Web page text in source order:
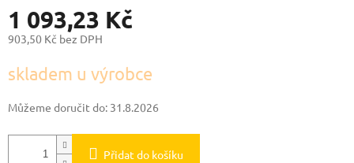
1 093,23 Kč
903,50 Kč bez DPH
cena:
skladem u výrobce
Můžeme doručit do: 31.8.2026
Přidat do košíku